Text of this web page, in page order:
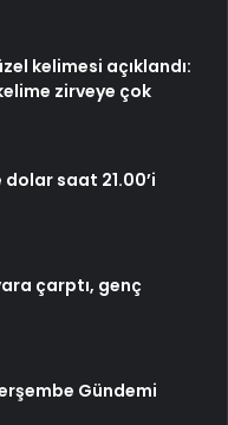
kelimesi açıklandı:
zirveye çok
dolar saat 21.00’i
çarptı, genç
Gündemi